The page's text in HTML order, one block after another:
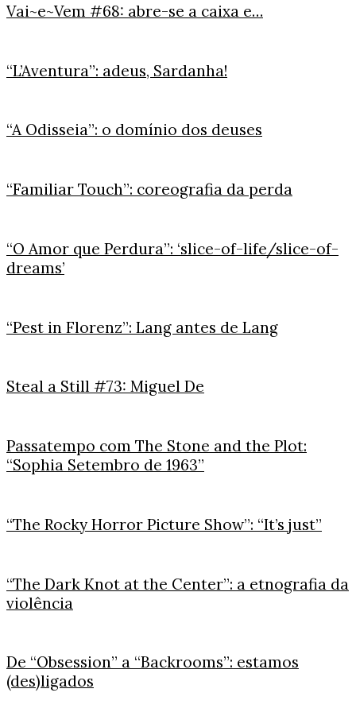
Vai~e~Vem #68: abre-se a caixa e…
“L’Aventura”: adeus, Sardanha!
“A Odisseia”: o domínio dos deuses
“Familiar Touch”: coreografia da perda
“O Amor que Perdura”: ‘slice-of-life/slice-of-
dreams’
“Pest in Florenz”: Lang antes de Lang
Steal a Still #73: Miguel De
Passatempo com The Stone and the Plot:
“Sophia Setembro de 1963”
“The Rocky Horror Picture Show”: “It’s just”
“The Dark Knot at the Center”: a etnografia da
violência
De “Obsession” a “Backrooms”: estamos
(des)ligados